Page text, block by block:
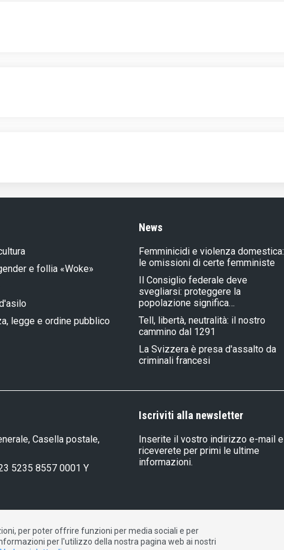
e follia «Woke»
legge e ordine pubblico
News
Femminicidi e violenza domestica:
le omissioni di certe femministe
Il Consiglio federale deve
svegliarsi: proteggere la
popolazione significa…
Tell, libertà, neutralità: il nostro
cammino dal 1291
La Svizzera è presa d'assalto da
criminali francesi
Casella postale,
5235 8557 0001 Y
Iscriviti alla newsletter
Inserite il vostro indirizzo e-mail e
riceverete per primi le ultime
informazioni.
DE FR IT
per poter offrire funzioni per media sociali e per
per l'utilizzo della nostra pagina web ai nostri